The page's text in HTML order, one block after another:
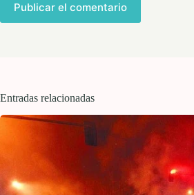
Publicar el comentario
Entradas relacionadas